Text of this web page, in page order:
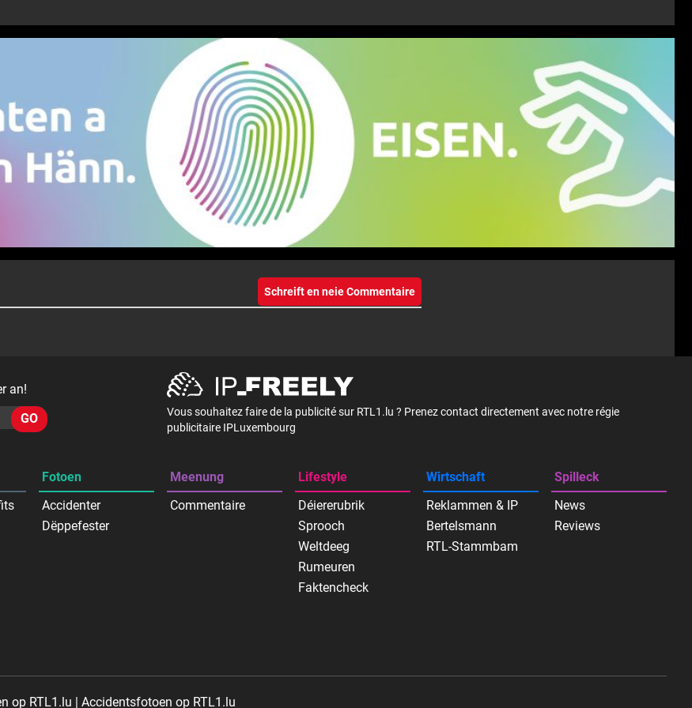
Schreift en neie Commentaire
an!
GO
Vous souhaitez faire de la publicité sur RTL1.lu ? Prenez contact directement avec notre régie
publicitaire IPLuxembourg
Fotoen
Accidenter
Dëppefester
Meenung
Commentaire
Lifestyle
Déiererubrik
Sprooch
Weltdeeg
Rumeuren
Faktencheck
Wirtschaft
Reklammen & IP
Bertelsmann
RTL-Stammbam
Spilleck
News
Reviews
op RTL1.lu Accidentsfotoen op RTL1.lu